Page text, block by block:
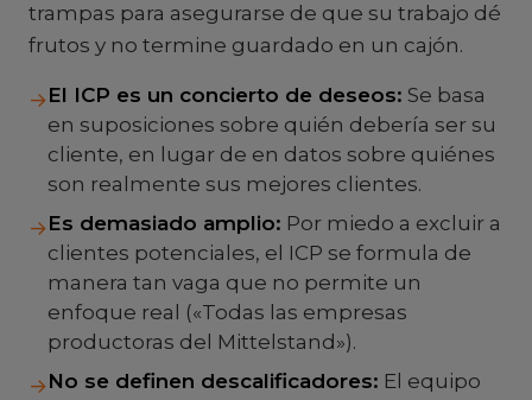
trampas para asegurarse de que su trabajo dé
frutos y no termine guardado en un cajón.
→El ICP es un concierto de deseos: Se basa
en suposiciones sobre quién debería ser su
cliente, en lugar de en datos sobre quiénes
son realmente sus mejores clientes.
→Es demasiado amplio: Por miedo a excluir a
clientes potenciales, el ICP se formula de
manera tan vaga que no permite un
enfoque real («Todas las empresas
productoras del Mittelstand»).
→No se definen descalificadores: El equipo